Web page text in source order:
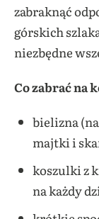
zabraknąć
górskich
niezbędne
Co zabrać na
bielizna
majtki i
koszulki z
na każdy